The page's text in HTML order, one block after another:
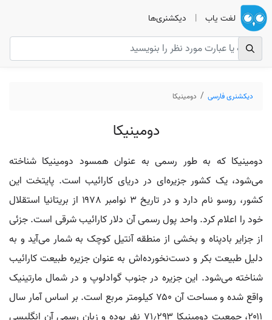
لغت یاب | دیکشنری‌ها
دیکشنری فارسی دومینیکا
دومینیکا
دومینیکا که به طور رسمی به عنوان همسود دومینیکا شناخته
می‌شود، یک کشور جزیره‌ای در دریای کارائیب است. پایتخت این
کشور، روسو نام دارد و در تاریخ ۳ نوامبر ۱۹۷۸ از بریتانیا استقلال
خود را اعلام کرد. واحد پول رسمی آن دلار کارائیب شرقی است. جزئی
از جزایر بادپناه و بخشی از منطقه آنتیل کوچک به شمار می‌آید و به
دلیل طبیعت بکر و دست‌نخورده‌اش به عنوان جزیره طبیعت کارائیب
شناخته می‌شود. این جزیره در جنوب گوادلوپ و در شمال مارتینیک
واقع شده و مساحت آن ۷۵۰ کیلومتر مربع است. بر اساس آمار سال